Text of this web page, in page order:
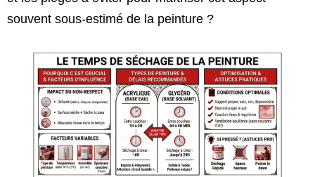
souvent sous-estimé de la peinture ?